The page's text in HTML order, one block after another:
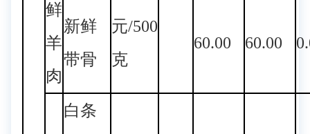
鲜
羊
肉
新鲜
带骨
元/500
克
60.00 60.00
白条